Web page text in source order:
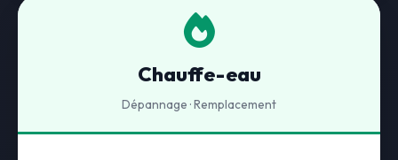
Chauffe-eau
Dépannage · Remplacement